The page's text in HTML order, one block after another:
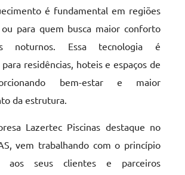
é fundamental em regiões
para quem busca maior conforto
noturnos. Essa tecnologia é
residências, hoteis e espaços de
bem-estar e maior
da estrutura.
Lazertec Piscinas destaque no
vem trabalhando com o princípio
aos seus clientes e parceiros